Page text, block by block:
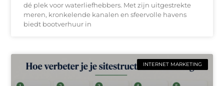
dé plek voor waterliefhebbers. Met zijn uitgestrekte
meren, kronkelende kanalen en sfeervolle havens
biedt bootverhuur in
INTERNET MARKETING